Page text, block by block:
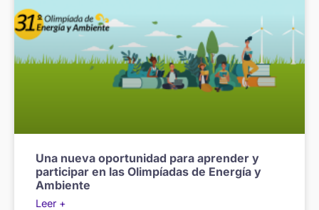
Una nueva oportunidad para aprender y
participar en las Olimpíadas de Energía y
Ambiente
Leer +